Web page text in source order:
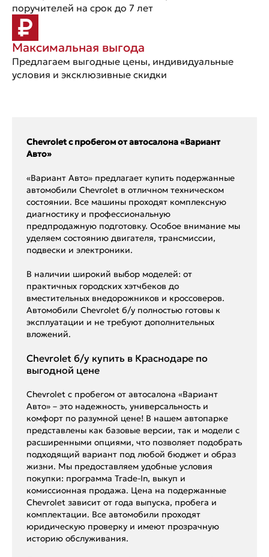
поручителей на срок до 7 лет
Максимальная выгода
Предлагаем выгодные цены, индивидуальные
условия и эксклюзивные скидки
Chevrolet с пробегом от автосалона «Вариант
Авто»
«Вариант Авто» предлагает купить подержанные
автомобили Chevrolet в отличном техническом
состоянии. Все машины проходят комплексную
диагностику и профессиональную
предпродажную подготовку. Особое внимание мы
уделяем состоянию двигателя, трансмиссии,
подвески и электроники.
В наличии широкий выбор моделей: от
практичных городских хэтчбеков до
вместительных внедорожников и кроссоверов.
Автомобили Chevrolet б/у полностью готовы к
эксплуатации и не требуют дополнительных
вложений.
Chevrolet б/у купить в Краснодаре по
выгодной цене
Chevrolet с пробегом от автосалона «Вариант
Авто» – это надежность, универсальность и
комфорт по разумной цене! В нашем автопарке
представлены как базовые версии, так и модели с
расширенными опциями, что позволяет подобрать
подходящий вариант под любой бюджет и образ
жизни. Мы предоставляем удобные условия
покупки: программа Trade-In, выкуп и
комиссионная продажа. Цена на подержанные
Chevrolet зависит от года выпуска, пробега и
комплектации. Все автомобили проходят
юридическую проверку и имеют прозрачную
историю обслуживания.